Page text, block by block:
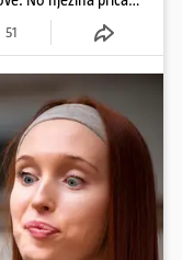
izazovima
51